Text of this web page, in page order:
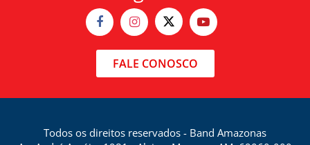
FALE CONOSCO
Todos os direitos reservados - Band Amazonas